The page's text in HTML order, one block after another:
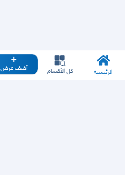
الرئيسية كل الأقسام أضف عرض